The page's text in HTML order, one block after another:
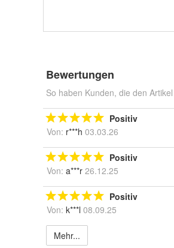
Bewertungen
So haben Kunden, die den
Positiv
Von: r***h 03.03.26
Positiv
Von: a***r 26.12.25
Positiv
Von: k***l 08.09.25
Mehr...